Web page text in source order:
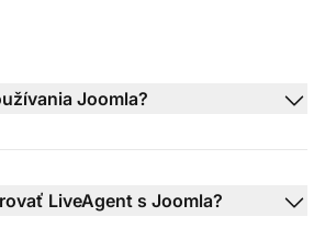
Joomla?
LiveAgent s Joomla?